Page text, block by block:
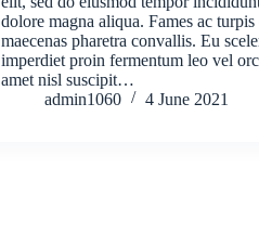
dolore magna aliqua. Fames ac turpis
maecenas pharetra convallis. Eu
imperdiet proin fermentum leo vel
amet nisl suscipit…
admin1060
4 June 2021